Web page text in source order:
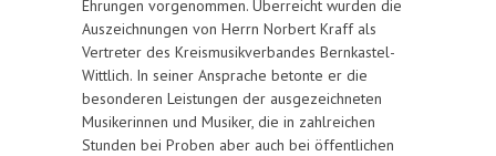
Ehrungen vorgenommen. Überreicht wurden die
Auszeichnungen von Herrn Norbert Kraff als
Vertreter des Kreismusikverbandes Bernkastel-
Wittlich. In seiner Ansprache betonte er die
besonderen Leistungen der ausgezeichneten
Musikerinnen und Musiker, die in zahlreichen
Stunden bei Proben aber auch bei öffentlichen